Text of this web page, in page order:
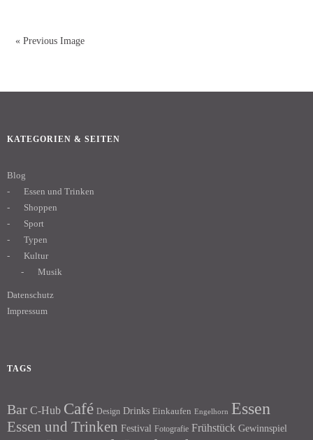
« Previous Image
KATEGORIEN & SEITEN
Blog
Essen und Trinken
Shoppen
Sport
Typen
Kultur
Musik
Datenschutz
Impressum
TAGS
Bar C-Hub Café Design Drinks Einkaufen Engelhorn Essen
Essen und Trinken Festival Fotografie Frühstück Gewinnspiel